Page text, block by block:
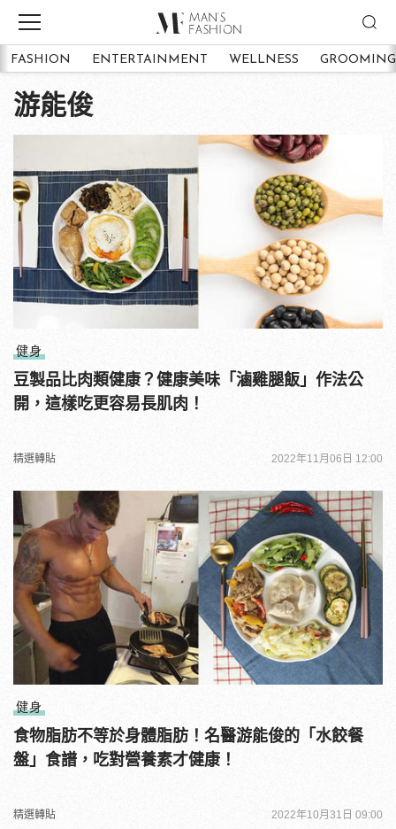
FASHION ENTERTAINMENT WELLNESS GROOMING
游能俊
健身
豆製品比肉類健康？健康美味「滷雞腿飯」作法公
開，這樣吃更容易長肌肉！
精選轉貼 2022年11月06日 12:00
健身
食物脂肪不等於身體脂肪！名醫游能俊的「水餃餐
盤」食譜，吃對營養素才健康！
精選轉貼 2022年10月31日 09:00